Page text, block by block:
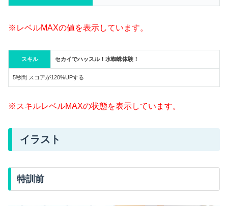
※レベルMAXの値を表示しています。
スキル セカイでハッスル！水蜘蛛体験！
5秒間 スコアが120%UPする
※スキルレベルMAXの状態を表示しています。
イラスト
特訓前